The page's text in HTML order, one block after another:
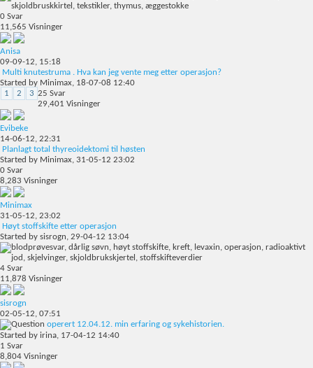
0 Svar
11,565 Visninger
Anisa
09-09-12, 15:18
Multi knutestruma . Hva kan jeg vente meg etter operasjon?
Started by Minimax, 18-07-08 12:40
1
2 3 25 Svar
29,401 Visninger
Evibeke
14-06-12, 22:31
Planlagt total thyreoidektomi til høsten
Started by Minimax, 31-05-12 23:02
0 Svar
8,283 Visninger
Minimax
31-05-12, 23:02
Høyt stoffskifte etter operasjon
Started by sisrogn, 29-04-12 13:04
4 Svar
11,878 Visninger
sisrogn
02-05-12, 07:51
operert 12.04.12. min erfaring og sykehistorien.
Started by irina, 17-04-12 14:40
1 Svar
8,804 Visninger